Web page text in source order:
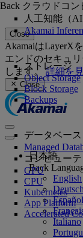
Close
AkamaiはLayerX
エンドのセキュ
します。詳細を
Close
日本語
Back
English
Deutsch
Español
Italiano
Back クラウドコ
人工知能（AI
Akamai
ストレージ
Object Storage
Block Storage
Backups
データベース
Managed
コンピュー
GPU
CPU
Kubernetes
App Platform
Accelerated